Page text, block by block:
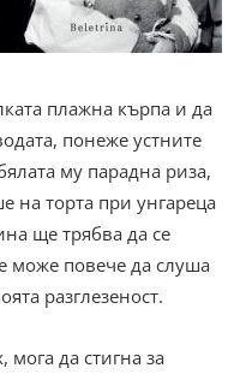
плажна кърпа и да
понеже устните
му парадна риза,
на торта при унгареца
ще трябва да се
може повече да слуша
разглезеност.
мога да стигна за